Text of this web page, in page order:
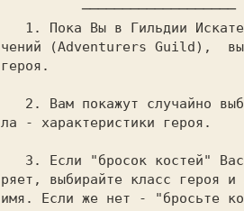
          ───────────────────
   1.
Пока Вы в Гильдии
чений (Adventurers Guild),
героя.
   2.
Вам покажут случайно
ла - характеристики героя.
   3.
Если "бросок костей"
ряет, выбирайте класс героя и
имя. Если же нет - "бросьте